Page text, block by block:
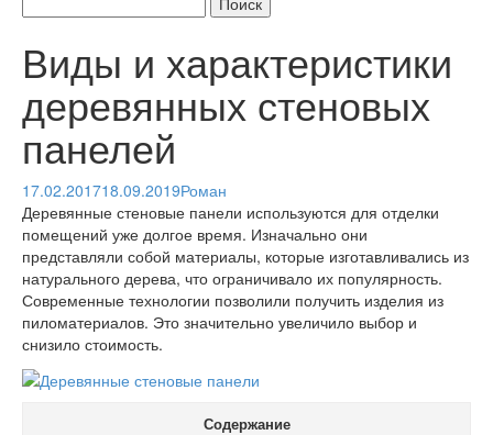
Виды и характеристики
деревянных стеновых
панелей
17.02.201718.09.2019Роман
Деревянные стеновые панели используются для отделки
помещений уже долгое время. Изначально они
представляли собой материалы, которые изготавливались из
натурального дерева, что ограничивало их популярность.
Современные технологии позволили получить изделия из
пиломатериалов. Это значительно увеличило выбор и
снизило стоимость.
Содержание